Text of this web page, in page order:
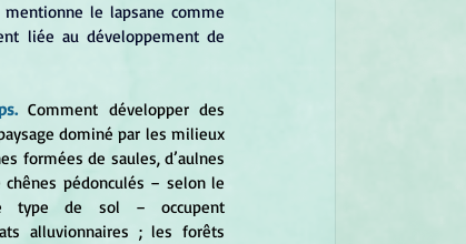
mentionne le lapsane comme
liée au développement de
Comment développer des
dominé par les milieux
formées de saules, d’aulnes
pédonculés – selon le
type de sol – occupent
alluvionnaires ; les forêts